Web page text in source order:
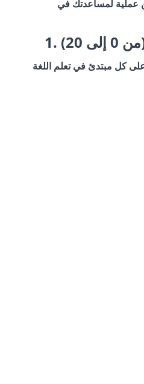
عملية لمساعدتك في
20)
كل مبتدئ في تعلم اللغة